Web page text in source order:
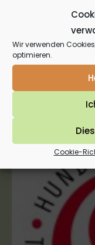
Wir verwenden
optimieren.
Cookie-